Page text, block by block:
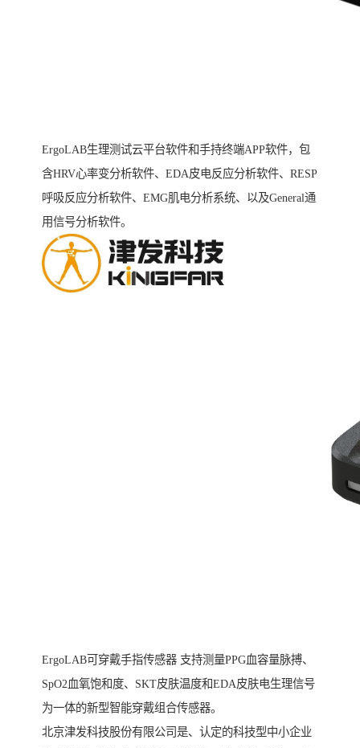
ErgoLAB生理测试云平台软件和手持终端APP软件，包
含HRV心率变分析软件、EDA皮电反应分析软件、RESP
呼吸反应分析软件、EMG肌电分析系统、以及General通
用信号分析软件。
ErgoLAB可穿戴手指传感器 支持测量PPG血容量脉搏、
SpO2血氧饱和度、SKT皮肤温度和EDA皮肤电生理信号
为一体的新型智能穿戴组合传感器。
北京津发科技股份有限公司是、认定的科技型中小企业